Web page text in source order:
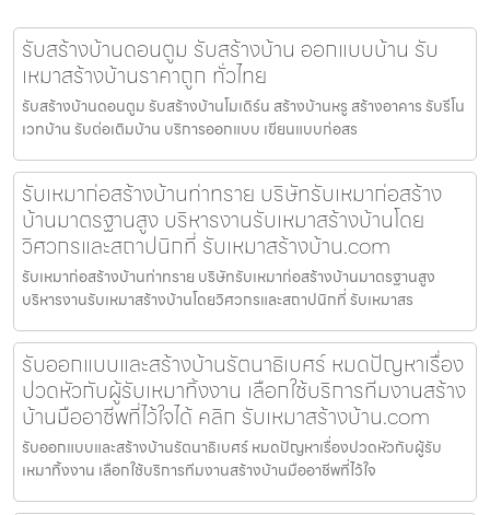
รับสร้างบ้านดอนตูม รับสร้างบ้าน ออกแบบบ้าน รับ
เหมาสร้างบ้านราคาถูก ทั่วไทย
รับสร้างบ้านดอนตูม รับสร้างบ้านโมเดิร์น สร้างบ้านหรู สร้างอาคาร รับรีโน
เวทบ้าน รับต่อเติมบ้าน บริการออกแบบ เขียนแบบก่อสร
รับเหมาก่อสร้างบ้านท่าทราย บริษัทรับเหมาก่อสร้าง
บ้านมาตรฐานสูง บริหารงานรับเหมาสร้างบ้านโดย
วิศวกรและสถาปนิกที่ รับเหมาสร้างบ้าน.com
รับเหมาก่อสร้างบ้านท่าทราย บริษัทรับเหมาก่อสร้างบ้านมาตรฐานสูง
บริหารงานรับเหมาสร้างบ้านโดยวิศวกรและสถาปนิกที่ รับเหมาสร
รับออกแบบและสร้างบ้านรัตนาธิเบศร์ หมดปัญหาเรื่อง
ปวดหัวกับผู้รับเหมาทิ้งงาน เลือกใช้บริการทีมงานสร้าง
บ้านมืออาชีพที่ไว้ใจได้ คลิก รับเหมาสร้างบ้าน.com
รับออกแบบและสร้างบ้านรัตนาธิเบศร์ หมดปัญหาเรื่องปวดหัวกับผู้รับ
เหมาทิ้งงาน เลือกใช้บริการทีมงานสร้างบ้านมืออาชีพที่ไว้ใจ